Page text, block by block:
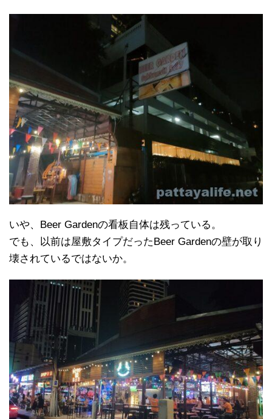
いや、Beer Gardenの看板自体は残っている。
でも、以前は屋敷タイプだったBeer Gardenの壁が取り
壊されているではないか。